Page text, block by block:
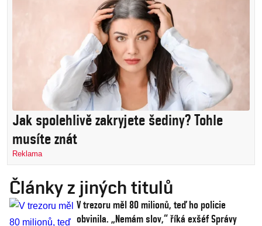
Jak spolehlivě zakryjete šediny? Tohle
musíte znát
Reklama
Články z jiných titulů
V trezoru měl 80 milionů, teď ho policie
obvinila. „Nemám slov,“ říká exšéf Správy